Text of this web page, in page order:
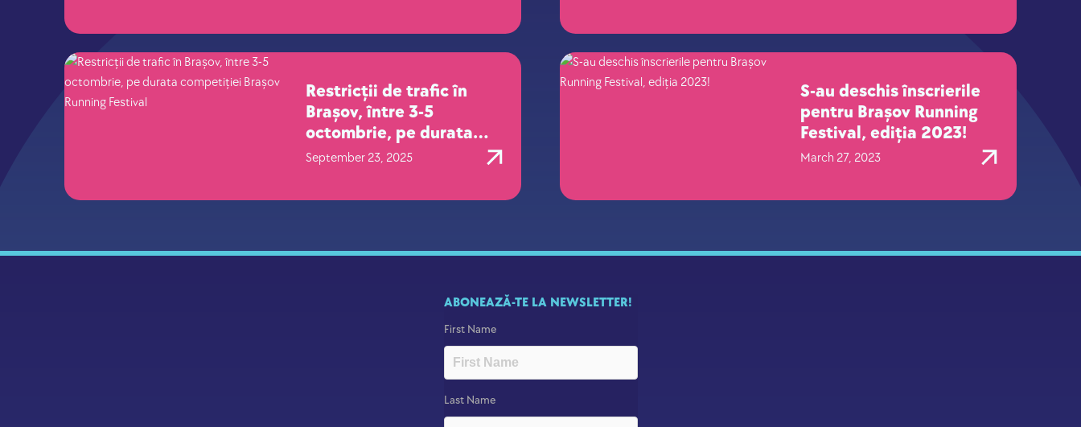
Restricții de trafic în
Brașov, între 3-5
octombrie, pe durata
competiției Brașov
September 23, 2025
S-au deschis înscrierile
pentru Brașov Running
Festival, ediția 2023!
March 27, 2023
ABONEAZĂ-TE LA NEWSLETTER!
First Name
Last Name